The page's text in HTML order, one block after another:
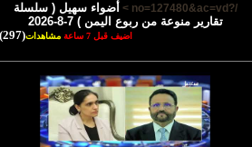
/?no=127480&ac=vd >
أضواء سهيل ( سلسلة
تقارير منوعة من ربوع اليمن ) 7-8-2026
اضيف قبل 7 ساعة مشاهدات(297)